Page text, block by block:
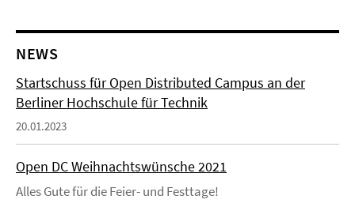
NEWS
Startschuss für Open Distributed Campus an der
Berliner Hochschule für Technik
20.01.2023
Open DC Weihnachtswünsche 2021
Alles Gute für die Feier- und Festtage!